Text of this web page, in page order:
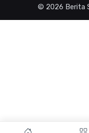
© 2026 Berita